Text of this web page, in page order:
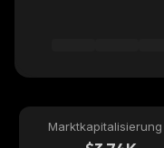
Marktkapitalisierung